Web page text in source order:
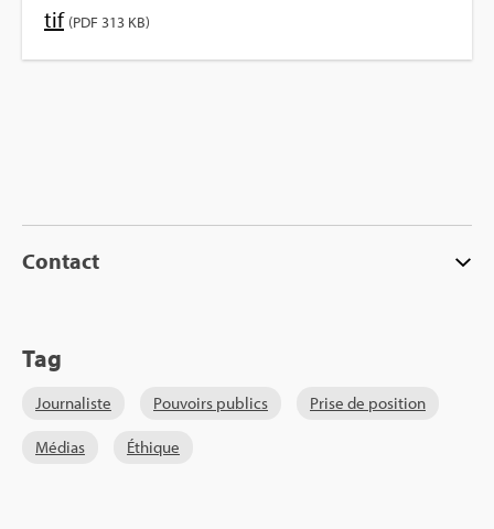
Contact
Tag
Jour­na­liste Pou­voirs publics Prise de posi­tion
Médias Éthique
tif (PDF 313 KB)